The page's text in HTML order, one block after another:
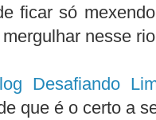
ficar só
nesse
Desafiando
que é o certo a